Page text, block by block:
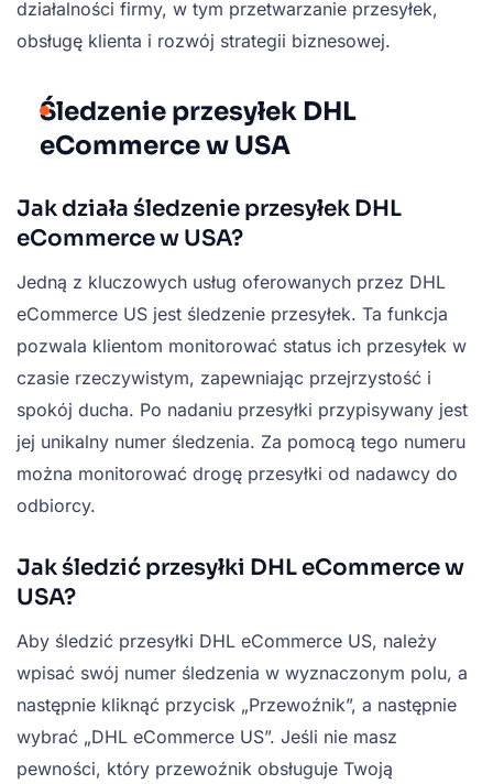
działalności firmy, w tym przetwarzanie przesyłek,
obsługę klienta i rozwój strategii biznesowej.
Śledzenie przesyłek DHL
eCommerce w USA
Jak działa śledzenie przesyłek DHL
eCommerce w USA?
Jedną z kluczowych usług oferowanych przez DHL
eCommerce US jest śledzenie przesyłek. Ta funkcja
pozwala klientom monitorować status ich przesyłek w
czasie rzeczywistym, zapewniając przejrzystość i
spokój ducha. Po nadaniu przesyłki przypisywany jest
jej unikalny numer śledzenia. Za pomocą tego numeru
można monitorować drogę przesyłki od nadawcy do
odbiorcy.
Jak śledzić przesyłki DHL eCommerce w
USA?
Aby śledzić przesyłki DHL eCommerce US, należy
wpisać swój numer śledzenia w wyznaczonym polu, a
następnie kliknąć przycisk „Przewoźnik”, a następnie
wybrać „DHL eCommerce US”. Jeśli nie masz
pewności, który przewoźnik obsługuje Twoją